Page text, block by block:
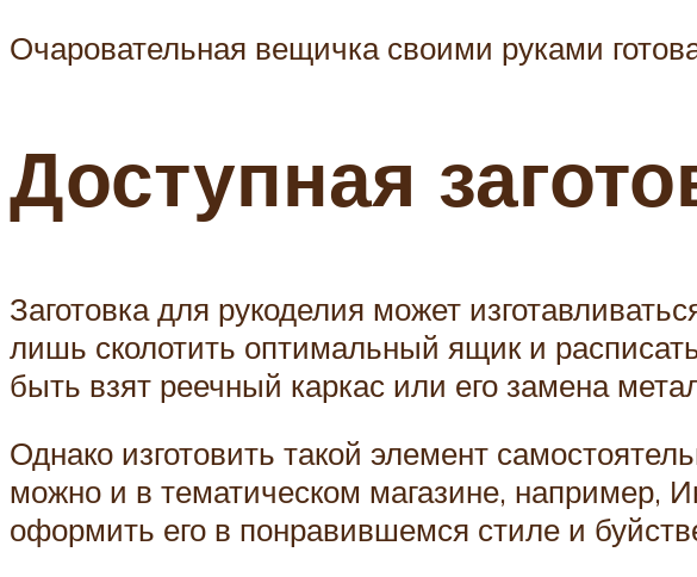
Очаровательная вещичка своими руками
Доступная
Заготовка для рукоделия может
лишь сколотить оптимальный ящик и
быть взят реечный каркас или его замена
Однако изготовить такой элемент
можно и в тематическом магазине, например,
оформить его в понравившемся стиле и